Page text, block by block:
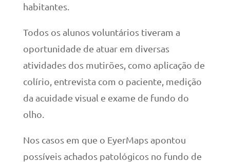
habitantes.
Todos os alunos voluntários tiveram a
oportunidade de atuar em diversas
atividades dos mutirões, como aplicação de
colírio, entrevista com o paciente, medição
da acuidade visual e exame de fundo do
olho.
Nos casos em que o EyerMaps apontou
possíveis achados patológicos no fundo de